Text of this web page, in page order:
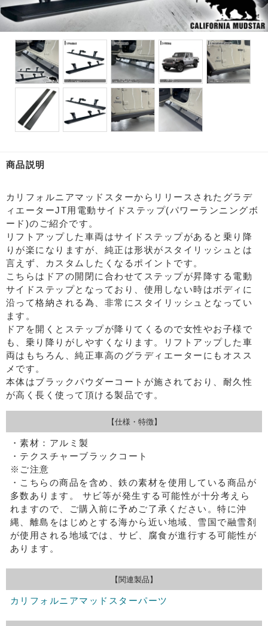
商品説明
カリフォルニアマッドスターからリリースされたグラデ
ィエーターJT用電動サイドステップ(パワーランニングボ
ード)のご紹介です。
リフトアップした車両はサイドステップがあると乗り降
りが楽になりますが、純正は形状がスタイリッシュとは
言えず、カスタムしたくなるポイントです。
こちらはドアの開閉に合わせてステップが昇降する電動
サイドステップとなっており、使用しない時はボディに
沿って格納される為、非常にスタイリッシュとなってい
ます。
ドアを開くとステップが降りてくるので女性やお子様で
も、乗り降りがしやすくなります。リフトアップした車
両はもちろん、純正車高のグラディエーターにもオスス
メです。
本体はブラックパウダーコートが施されており、耐久性
が高く長く使って頂ける製品です。
【仕様・特徴】
・素材：アルミ製
・テクスチャーブラックコート
※ご注意
・こちらの商品を含め、鉄の素材を使用している商品が
多数あります。
サビ等が発生する可能性が十分考えら
れますので、ご購入前に予めご了承ください。特に沖
縄、離島をはじめとする海から近い地域、雪国で融雪剤
が使用される地域では、サビ、腐食が進行する可能性が
あります。
【関連製品】
カリフォルニアマッドスターパーツ